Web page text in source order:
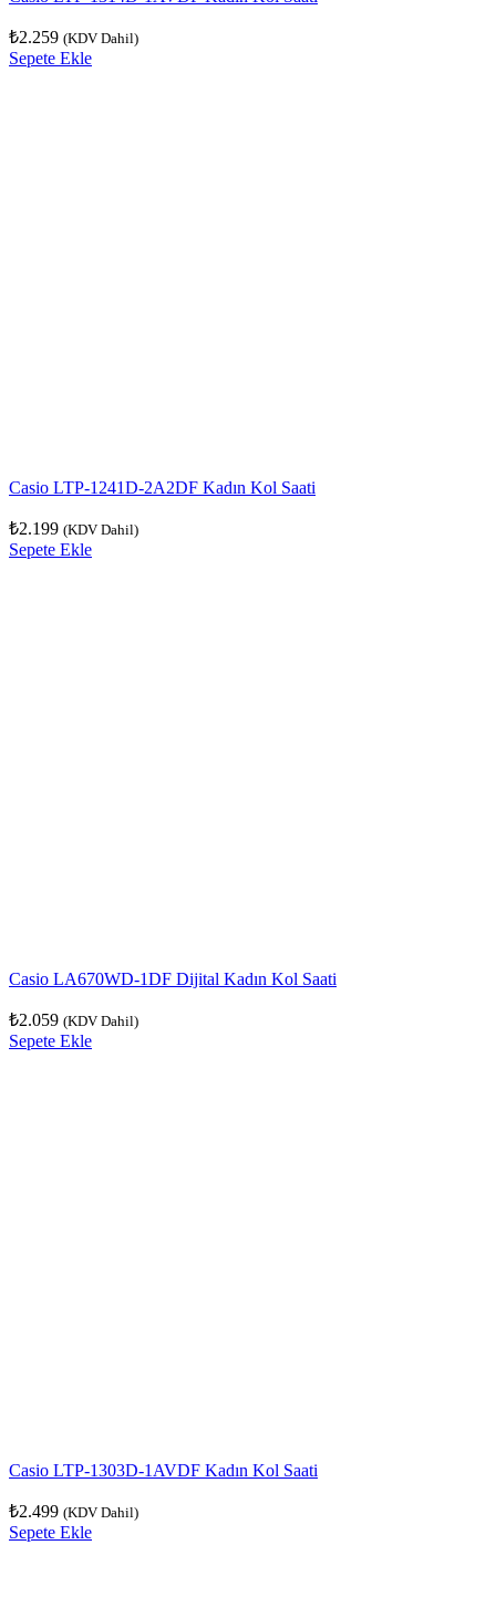
₺2.259 (KDV Dahil)
Sepete Ekle
Casio LTP-1241D-2A2DF Kadın Kol Saati
₺2.199 (KDV Dahil)
Sepete Ekle
Casio LA670WD-1DF Dijital Kadın Kol Saati
₺2.059 (KDV Dahil)
Sepete Ekle
Casio LTP-1303D-1AVDF Kadın Kol Saati
₺2.499 (KDV Dahil)
Sepete Ekle